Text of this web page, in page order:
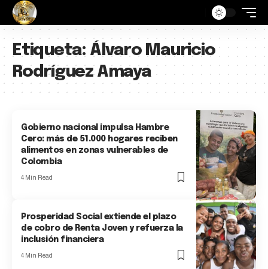
Etiqueta: Álvaro Mauricio
Rodríguez Amaya
Gobierno nacional impulsa Hambre
Cero: más de 51.000 hogares reciben
alimentos en zonas vulnerables de
Colombia
4 Min Read
Prosperidad Social extiende el plazo
de cobro de Renta Joven y refuerza la
inclusión financiera
4 Min Read